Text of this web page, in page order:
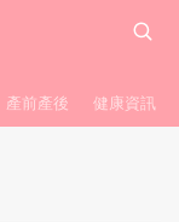
產前產後 健康資訊